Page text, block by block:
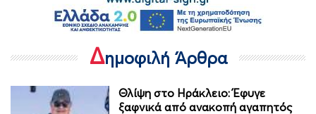
Δημοφιλή Άρθρα
Θλίψη στο Ηράκλειο: Έφυγε
ξαφνικά από ανακοπή αγαπητός